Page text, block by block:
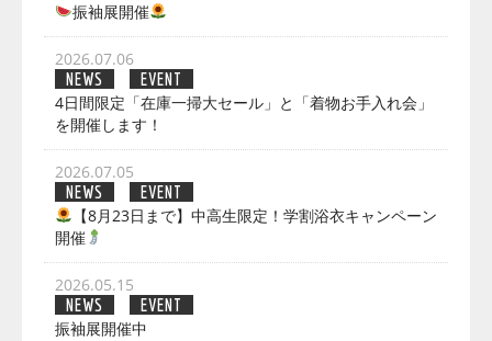
振袖展開催
2026.07.06
NEWS EVENT
4日間限定「在庫一掃大セール」と「着物お手入れ会」
を開催します！
2026.07.05
NEWS EVENT
【8月23日まで】中高生限定！学割浴衣キャンペーン
開催
2026.05.15
NEWS EVENT
振袖展開催中